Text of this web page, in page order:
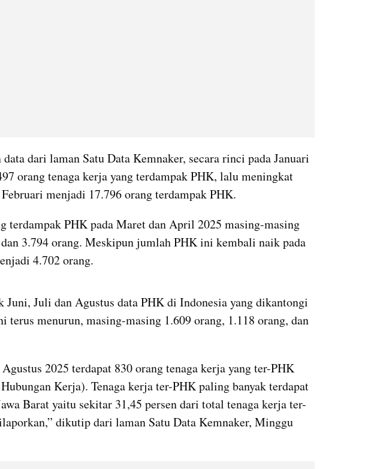
data dari laman Satu Data Kemnaker, secara rinci pada Januari
orang tenaga kerja yang terdampak PHK, lalu meningkat
menjadi 17.796 orang terdampak PHK.
terdampak PHK pada Maret dan April 2025 masing-masing
3.794 orang. Meskipun jumlah PHK ini kembali naik pada
4.702 orang.
Juni, Juli dan Agustus data PHK di Indonesia yang dikantongi
terus menurun, masing-masing 1.609 orang, 1.118 orang, dan
Agustus 2025 terdapat 830 orang tenaga kerja yang ter-PHK
Kerja). Tenaga kerja ter-PHK paling banyak terdapat
Barat yaitu sekitar 31,45 persen dari total tenaga kerja ter-
dikutip dari laman Satu Data Kemnaker, Minggu